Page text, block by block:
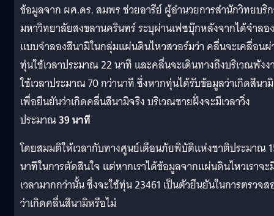
ข้อมูลจาก ผศ.ดร. สมพร ช่วยอารีย์ ผู้อำนวยการสำนักวิทยบริ
มหาวิทยาลัยสงขลานครินทร์ ระบุผ่านเฟซบุ๊กหลังจากได้จำลอง
แบบจำลองสึนามิในกลุ่มแผ่นดินไหวสวอร์มว่า คลื่นจะเคลื่อน
ทุ่นใช้เวลาประมาณ 22 นาที และคลื่นจะเดินทางถึงบริเวณพังง
ใช้เวลาประมาณ 70 กว่านาที ซึ่งหากทุ่นได้รับข้อมูลว่าเกิดสึนามิ
เพื่อยืนยันว่าเกิดคลื่นสึนามิจริง บริเวณชายฝั่งจะมีเวลาวิ่ง
ประมาณ39 นาที
โดยสมมติให้เวลากับทางศูนย์เตือนภัยพิบัติแห่งชาติประมาณ
นาทีในการตัดสินใจ แต่หากเราได้ข้อมูลจากแผ่นดินไหวเราจะ
เวลามากกว่านั้น ซึ่งจะใช้ทุ่น 23461 เป็นตัวยืนยันในการตรวจ
ว่าเกิดคลื่นสึนามิหรือไม่